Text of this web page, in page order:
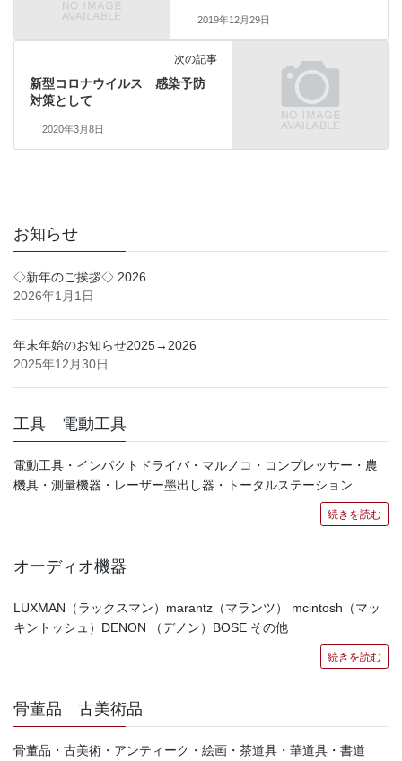
2019年12月29日
次の記事
新型コロナウイルス 感染予防
対策として
2020年3月8日
お知らせ
◇新年のご挨拶◇ 2026
2026年1月1日
年末年始のお知らせ2025→2026
2025年12月30日
工具 電動工具
電動工具・インパクトドライバ・マルノコ・コンプレッサー・農
機具・測量機器・レーザー墨出し器・トータルステーション
続きを読む
オーディオ機器
LUXMAN（ラックスマン）marantz（マランツ） mcintosh（マッ
キントッシュ）DENON （デノン）BOSE その他
続きを読む
骨董品 古美術品
骨董品・古美術・アンティーク・絵画・茶道具・華道具・書道